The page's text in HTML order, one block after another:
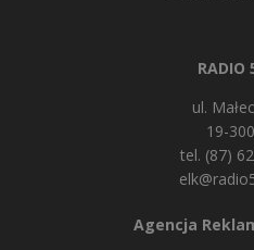
RADIO
ul.
19-
tel. (87)
Agencja